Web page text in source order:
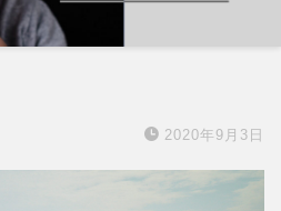
2020年9月3日